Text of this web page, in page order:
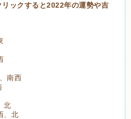
ックすると2022年の運勢や吉
南西
北
、北